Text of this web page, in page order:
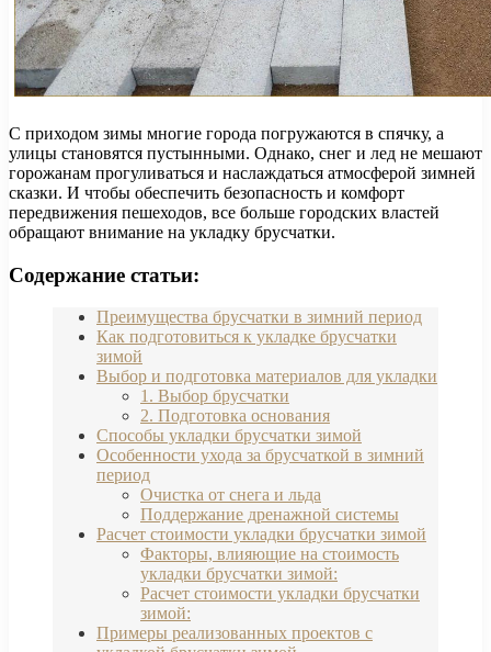
С приходом зимы многие города погружаются в спячку, а
улицы становятся пустынными. Однако, снег и лед не мешают
горожанам прогуливаться и наслаждаться атмосферой зимней
сказки. И чтобы обеспечить безопасность и комфорт
передвижения пешеходов, все больше городских властей
обращают внимание на укладку брусчатки.
Содержание статьи:
Преимущества брусчатки в зимний период
Как подготовиться к укладке брусчатки
зимой
Выбор и подготовка материалов для укладки
1. Выбор брусчатки
2. Подготовка основания
Способы укладки брусчатки зимой
Особенности ухода за брусчаткой в зимний
период
Очистка от снега и льда
Поддержание дренажной системы
Расчет стоимости укладки брусчатки зимой
Факторы, влияющие на стоимость
укладки брусчатки зимой:
Расчет стоимости укладки брусчатки
зимой:
Примеры реализованных проектов с